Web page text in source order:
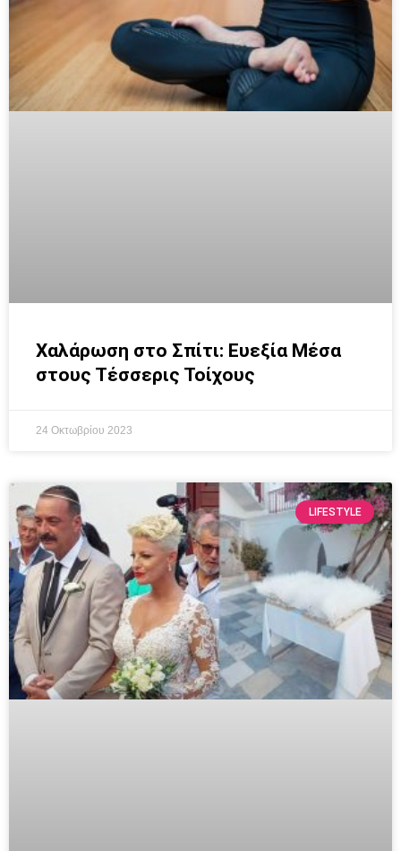
Χαλάρωση στο Σπίτι: Ευεξία Μέσα
στους Τέσσερις Τοίχους
24 Οκτωβρίου 2023
LIFESTYLE